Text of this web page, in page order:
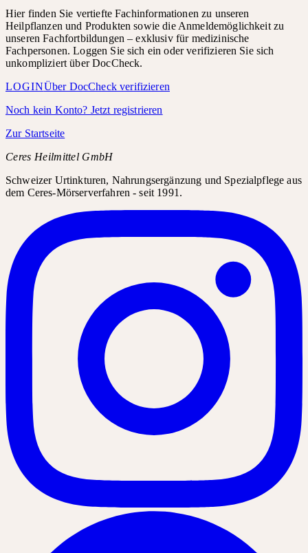
Hier finden Sie vertiefte Fachinformationen zu unseren
Heilpflanzen und Produkten sowie die Anmeldemöglichkeit zu
unseren Fachfortbildungen – exklusiv für medizinische
Fachpersonen. Loggen Sie sich ein oder verifizieren Sie sich
unkompliziert über DocCheck.
LOGINÜber DocCheck verifizieren
Noch kein Konto? Jetzt registrieren
Zur Startseite
Ceres Heilmittel GmbH
Schweizer Urtinkturen, Nahrungsergänzung und Spezialpflege aus
dem Ceres-Mörserverfahren - seit 1991.